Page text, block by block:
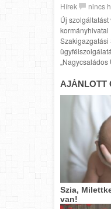
Hírek
nincs
Új szolgáltatást
kormányhivatal
Szakigazgatási
„Nagycsaládos
AJÁNLOTT
Szia,
van!